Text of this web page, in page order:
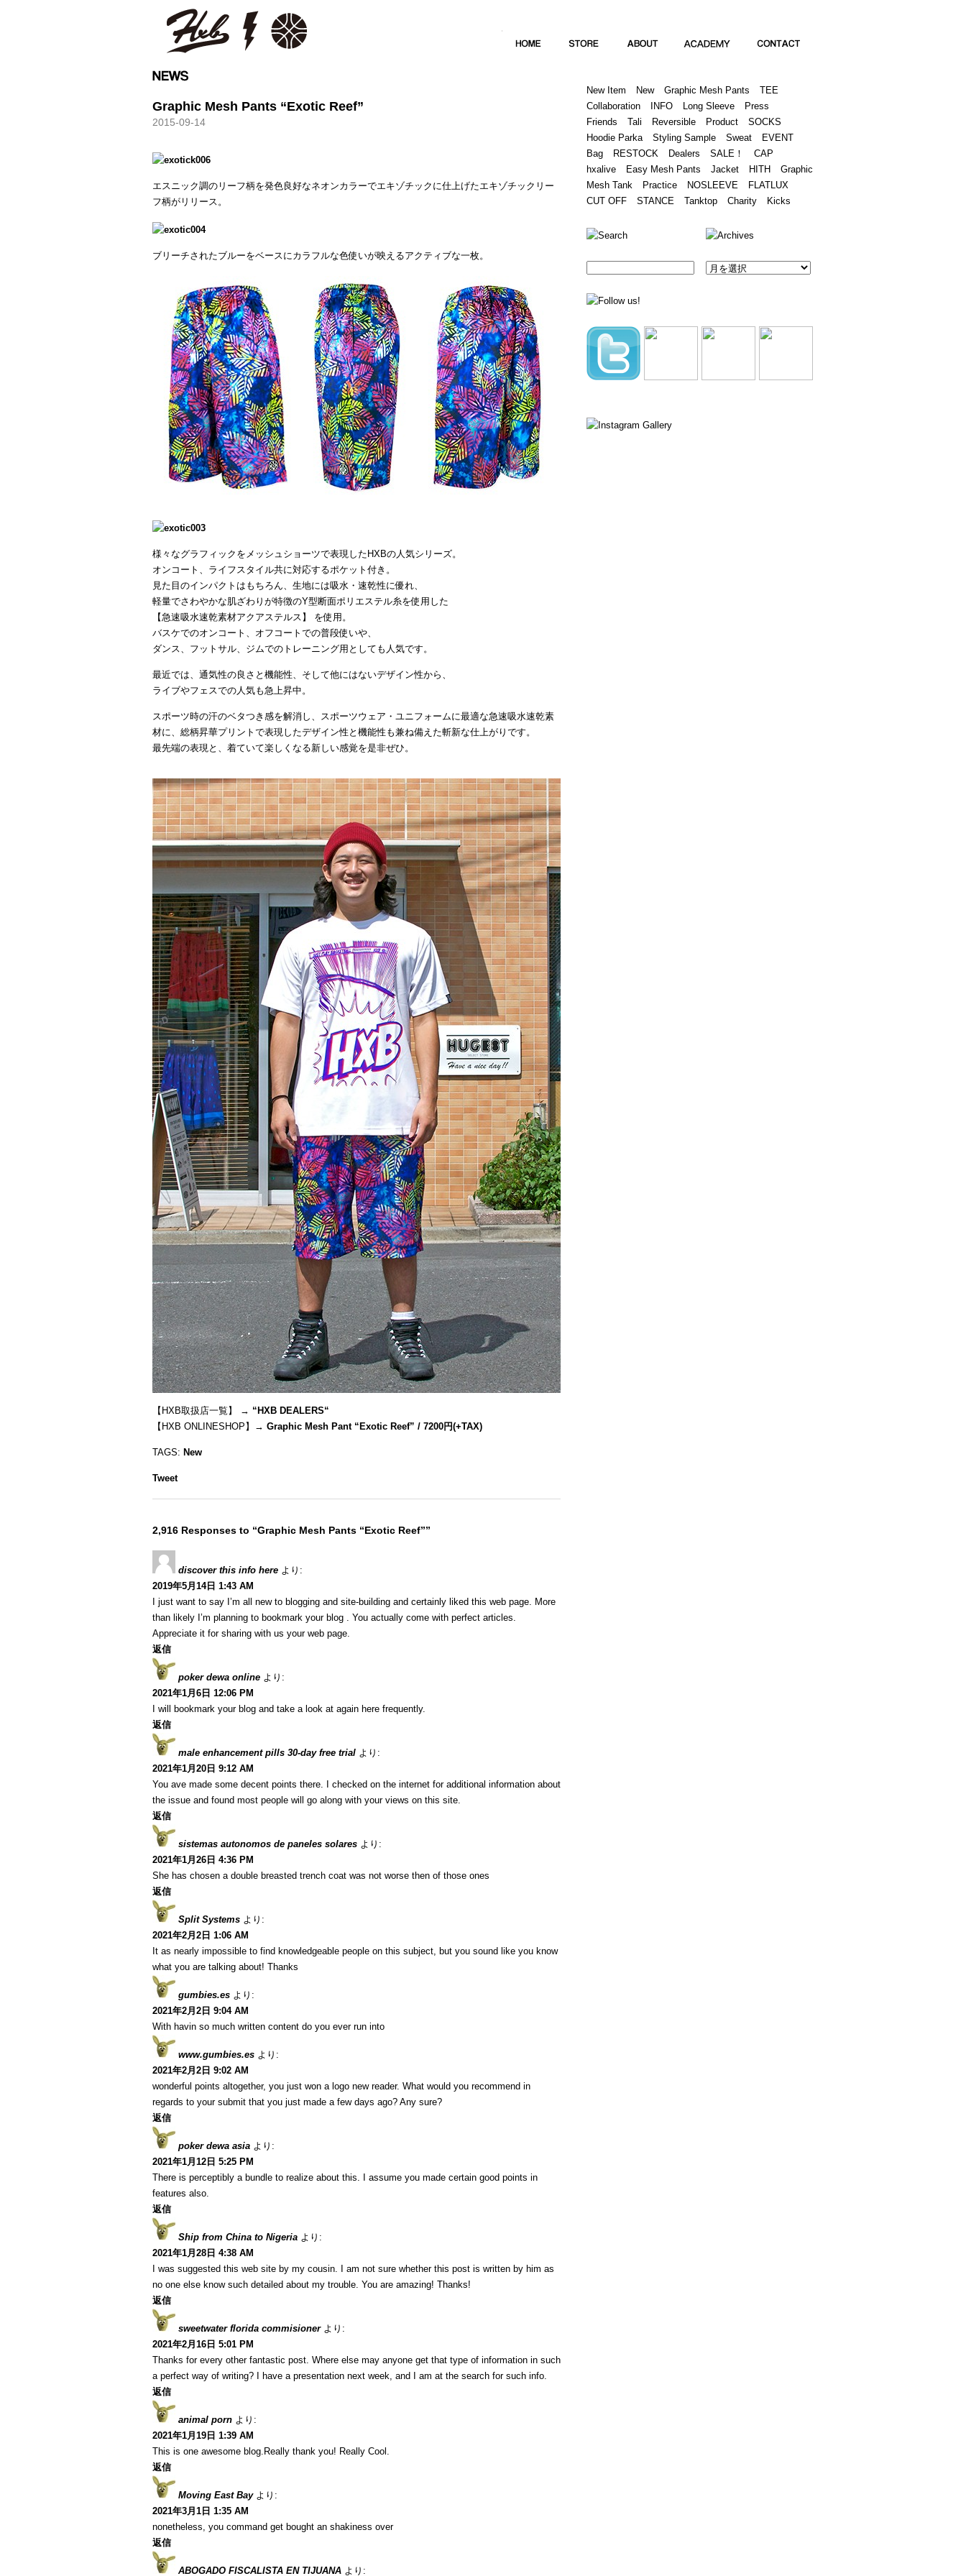
Graphic Mesh Pants “Exotic Reef”
2015-09-14
エスニック調のリーフ柄を発色良好なネオンカラーでエキゾチックに仕上げたエキゾチックリー
フ柄がリリース。
ブリーチされたブルーをベースにカラフルな色使いが映えるアクティブな一枚。
様々なグラフィックをメッシュショーツで表現したHXBの人気シリーズ。
オンコート、ライフスタイル共に対応するポケット付き。
見た目のインパクトはもちろん、生地には吸水・速乾性に優れ、
軽量でさわやかな肌ざわりが特徴のY型断面ポリエステル糸を使用した
【急速吸水速乾素材アクアステルス】 を使用。
バスケでのオンコート、オフコートでの普段使いや、
ダンス、フットサル、ジムでのトレーニング用としても人気です。
最近では、通気性の良さと機能性、そして他にはないデザイン性から、
ライブやフェスでの人気も急上昇中。
スポーツ時の汗のベタつき感を解消し、スポーツウェア・ユニフォームに最適な急速吸水速乾素
材に、総柄昇華プリントで表現したデザイン性と機能性も兼ね備えた斬新な仕上がりです。
最先端の表現と、着ていて楽しくなる新しい感覚を是非ぜひ。
【HXB取扱店一覧】 → “ HXB DEALERS“
【HXB ONLINESHOP】→ Graphic Mesh Pant “Exotic Reef” / 7200円(+TAX)
TAGS: New
Tweet
2,916 Responses to “Graphic Mesh Pants “Exotic Reef””
discover this info here より:
2019年5月14日 1:43 AM
I just want to say I’m all new to blogging and site-building and certainly liked this web page. More
than likely I’m planning to bookmark your blog . You actually come with perfect articles.
Appreciate it for sharing with us your web page.
返信
poker dewa online より:
2021年1月6日 12:06 PM
I will bookmark your blog and take a look at again here frequently.
返信
male enhancement pills 30-day free trial より:
2021年1月20日 9:12 AM
You ave made some decent points there. I checked on the internet for additional information about
the issue and found most people will go along with your views on this site.
返信
sistemas autonomos de paneles solares より:
2021年1月26日 4:36 PM
She has chosen a double breasted trench coat was not worse then of those ones
返信
Split Systems より:
2021年2月2日 1:06 AM
It as nearly impossible to find knowledgeable people on this subject, but you sound like you know
what you are talking about! Thanks
gumbies.es より:
2021年2月2日 9:04 AM
With havin so much written content do you ever run into
www.gumbies.es より:
2021年2月2日 9:02 AM
wonderful points altogether, you just won a logo new reader. What would you recommend in
regards to your submit that you just made a few days ago? Any sure?
返信
poker dewa asia より:
2021年1月12日 5:25 PM
There is perceptibly a bundle to realize about this. I assume you made certain good points in
features also.
返信
Ship from China to Nigeria より:
2021年1月28日 4:38 AM
I was suggested this web site by my cousin. I am not sure whether this post is written by him as
no one else know such detailed about my trouble. You are amazing! Thanks!
返信
sweetwater florida commisioner より:
2021年2月16日 5:01 PM
Thanks for every other fantastic post. Where else may anyone get that type of information in such
a perfect way of writing? I have a presentation next week, and I am at the search for such info.
返信
animal porn より:
2021年1月19日 1:39 AM
This is one awesome blog.Really thank you! Really Cool.
返信
Moving East Bay より:
2021年3月1日 1:35 AM
nonetheless, you command get bought an shakiness over
返信
ABOGADO FISCALISTA EN TIJUANA より:
New Item New Graphic Mesh Pants
TEE
Collaboration
INFO Long Sleeve
Press
Friends
Tali Reversible Product
SOCKS
Hoodie Parka
Styling Sample Sweat
EVENT
Bag
RESTOCK Dealers SALE！
CAP
hxalive
Easy Mesh Pants Jacket HITH
Graphic
Mesh Tank
Practice NOSLEEVE
FLATLUX
CUT OFF
STANCE Tanktop Charity Kicks